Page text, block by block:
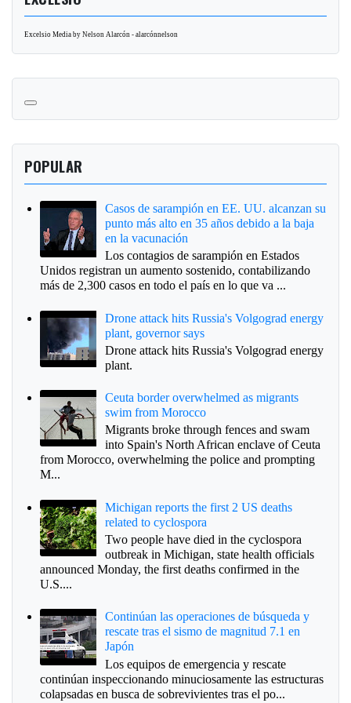
Excelsio Media by Nelson Alarcón - alarcónnelson
POPULAR
Casos de sarampión en EE. UU. alcanzan su
punto más alto en 35 años debido a la baja
en la vacunación
Los contagios de sarampión en Estados
Unidos registran un aumento sostenido, contabilizando
más de 2,300 casos en todo el país en lo que va ...
Drone attack hits Russia's Volgograd energy
plant, governor says
Drone attack hits Russia's Volgograd energy
plant.
Ceuta border overwhelmed as migrants
swim from Morocco
Migrants broke through fences and swam
into Spain's North African enclave of Ceuta
from Morocco, overwhelming the police and prompting
M...
Michigan reports the first 2 US deaths
related to cyclospora
Two people have died in the cyclospora
outbreak in Michigan, state health officials
announced Monday, the first deaths confirmed in the
U.S....
Continúan las operaciones de búsqueda y
rescate tras el sismo de magnitud 7.1 en
Japón
Los equipos de emergencia y rescate
continúan inspeccionando minuciosamente las estructuras
colapsadas en busca de sobrevivientes tras el po...